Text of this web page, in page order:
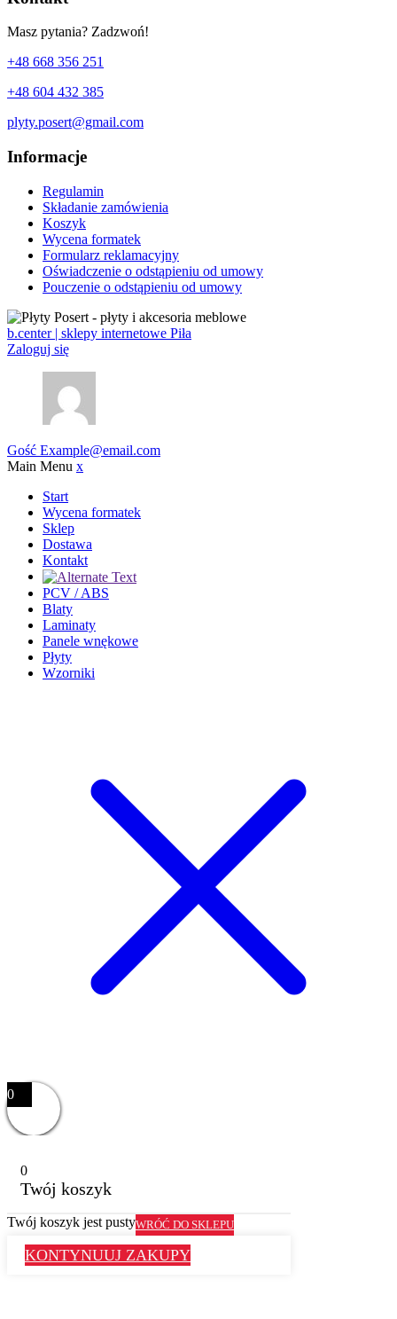
Masz pytania? Zadzwoń!
+48 668 356 251
+48 604 432 385
plyty.posert@gmail.com
Informacje
Regulamin
Składanie zamówienia
Koszyk
Wycena formatek
Formularz reklamacyjny
Oświadczenie o odstąpieniu od umowy
Pouczenie o odstąpieniu od umowy
b.center | sklepy internetowe Piła
Zaloguj się
Gość Example@email.com
Main Menu x
Start
Wycena formatek
Sklep
Dostawa
Kontakt
PCV / ABS
Blaty
Laminaty
Panele wnękowe
Płyty
Wzorniki
0
0
Twój koszyk
Twój koszyk jest pustyWRÓĆ DO SKLEPU
KONTYNUUJ ZAKUPY